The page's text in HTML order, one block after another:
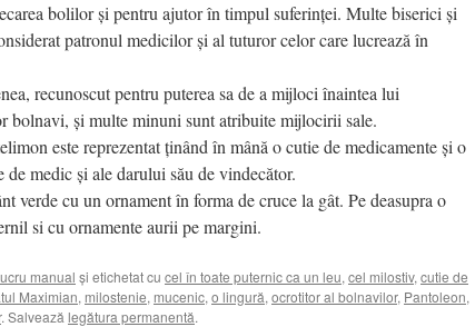
bolilor și pentru ajutor în timpul suferinței. Multe biserici și
patronul medicilor și al tuturor celor care lucrează în
recunoscut pentru puterea sa de a mijloci înaintea lui
bolnavi, și multe minuni sunt atribuite mijlocirii sale.
este reprezentat ținând în mână o cutie de medicamente și o
medic și ale darului său de vindecător.
verde cu un ornament în forma de cruce la gât. Pe deasupra o
si cu ornamente aurii pe margini.
manual și etichetat cu cel în toate puternic ca un leu, cel milostiv, cutie de
Maximian, milostenie, mucenic, o lingură, ocrotitor al bolnavilor, Pantoleon,
. Salvează legătura permanentă.